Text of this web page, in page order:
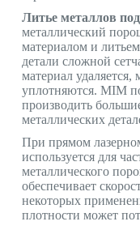
Литье металлов
металлический
материалом и
детали сложной
материал удаляется,
уплотняются. MIM
производить
металлических
При прямом
используется для
металлического
обеспечивает
некоторых
плотности может